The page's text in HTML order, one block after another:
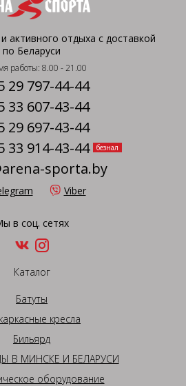
активного отдыха с доставкой
по Беларуси
работы: 8.00 - 21.00
29 797-44-44
33 607-43-44
29 697-43-44
33 914-43-44
безнал
sporta.by
Viber
в соц. сетях
Каталог
Батуты
кресла
Бильярд
В МИНСКЕ И БЕЛАРУСИ
оборудование